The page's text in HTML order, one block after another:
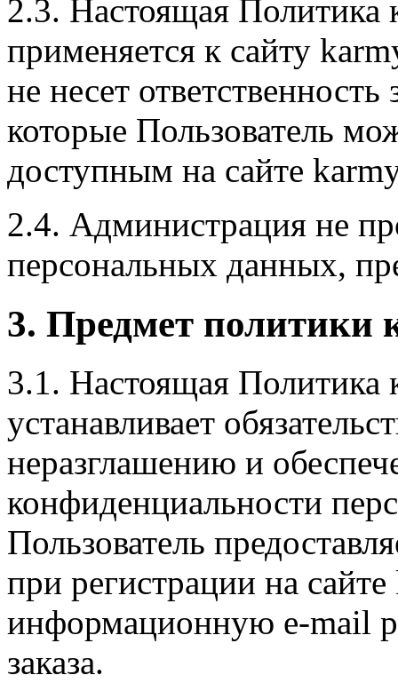
2.3. Настоящая Политика
применяется к сайту
не несет
которые Пользователь
доступным на сайте
2.4. Администрация не
персональных данных,
3. Предмет политики
3.1. Настоящая Политика
устанавливает
неразглашению и
конфиденциальности
Пользователь
при регистрации на
информационную e-mail
заказа.